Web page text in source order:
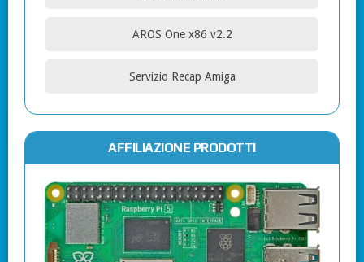
AROS One x86 v2.2
Servizio Recap Amiga
AFFILIAZIONE PRODOTTI